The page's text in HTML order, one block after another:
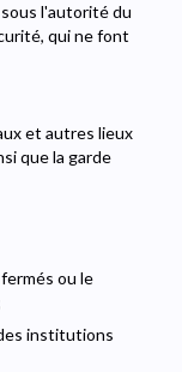
l'autorité du
qui ne font
et autres lieux
que la garde
ou le
institutions